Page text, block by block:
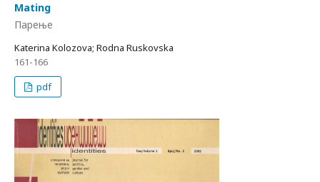
Mating
Парење
Katerina Kolozova; Rodna Ruskovska
161-166
pdf